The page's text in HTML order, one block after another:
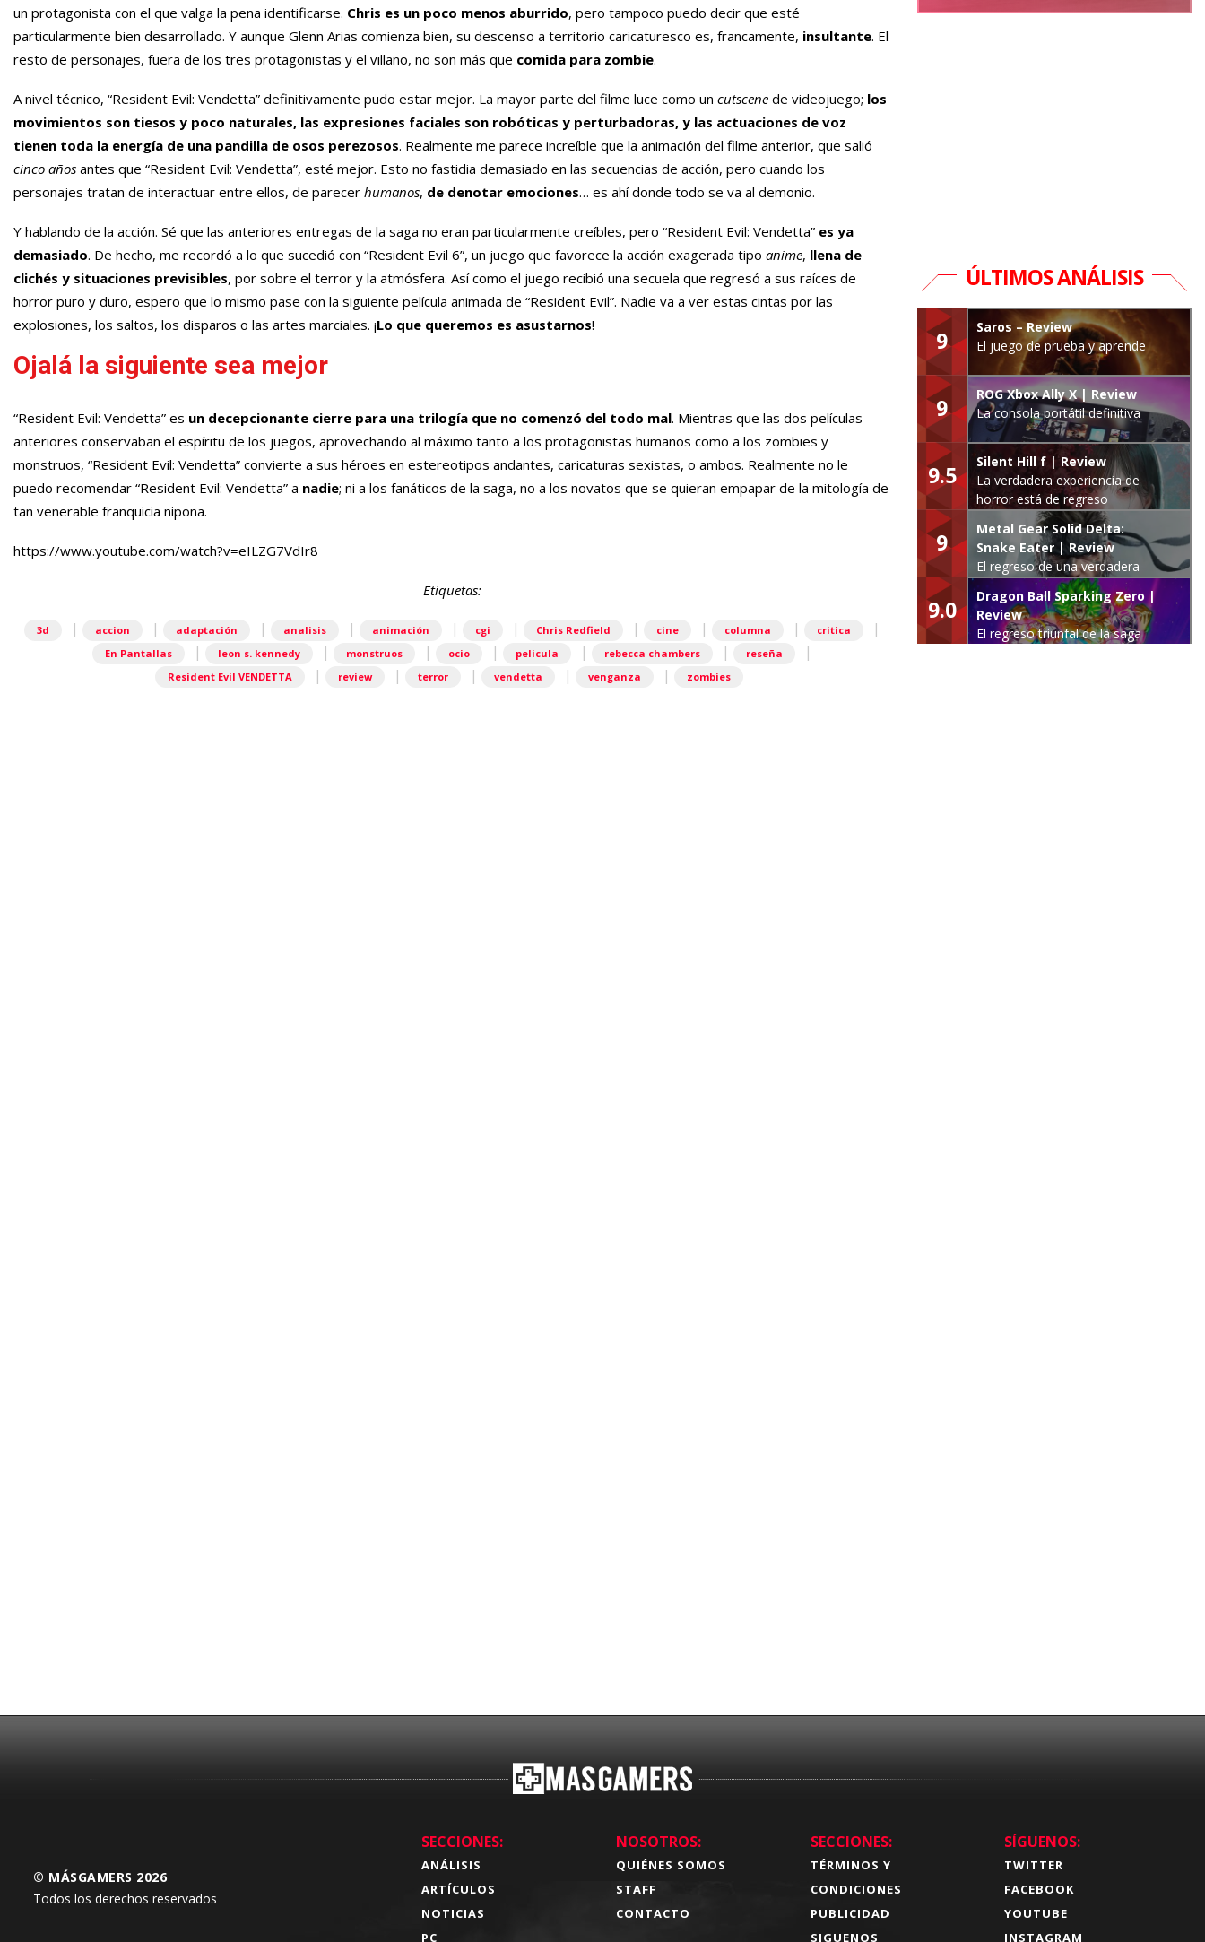
un protagonista con el que valga la pena identificarse. Chris es un poco menos aburrido, pero tampoco puedo decir que esté
particularmente bien desarrollado. Y aunque Glenn Arias comienza bien, su descenso a territorio caricaturesco es, francamente, insultante. El
resto de personajes, fuera de los tres protagonistas y el villano, no son más que comida para zombie.
A nivel técnico, “Resident Evil: Vendetta” definitivamente pudo estar mejor. La mayor parte del filme luce como un cutscene de videojuego; los
movimientos son tiesos y poco naturales, las expresiones faciales son robóticas y perturbadoras, y las actuaciones de voz
tienen toda la energía de una pandilla de osos perezosos. Realmente me parece increíble que la animación del filme anterior, que salió
cinco años antes que “Resident Evil: Vendetta”, esté mejor. Esto no fastidia demasiado en las secuencias de acción, pero cuando los
personajes tratan de interactuar entre ellos, de parecer humanos, de denotar emociones… es ahí donde todo se va al demonio.
Y hablando de la acción. Sé que las anteriores entregas de la saga no eran particularmente creíbles, pero “Resident Evil: Vendetta” es ya
demasiado. De hecho, me recordó a lo que sucedió con “Resident Evil 6”, un juego que favorece la acción exagerada tipo anime, llena de
clichés y situaciones previsibles, por sobre el terror y la atmósfera. Así como el juego recibió una secuela que regresó a sus raíces de
horror puro y duro, espero que lo mismo pase con la siguiente película animada de “Resident Evil”. Nadie va a ver estas cintas por las
explosiones, los saltos, los disparos o las artes marciales. ¡Lo que queremos es asustarnos!
Ojalá la siguiente sea mejor
“Resident Evil: Vendetta” es un decepcionante cierre para una trilogía que no comenzó del todo mal. Mientras que las dos películas
anteriores conservaban el espíritu de los juegos, aprovechando al máximo tanto a los protagonistas humanos como a los zombies y
monstruos, “Resident Evil: Vendetta” convierte a sus héroes en estereotipos andantes, caricaturas sexistas, o ambos. Realmente no le
puedo recomendar “Resident Evil: Vendetta” a nadie; ni a los fanáticos de la saga, no a los novatos que se quieran empapar de la mitología de
tan venerable franquicia nipona.
https://www.youtube.com/watch?v=eILZG7VdIr8
Etiquetas:
3d | accion | adaptación | analisis | animación | cgi | Chris Redfield | cine | columna | critica |
En Pantallas | leon s. kennedy | monstruos | ocio | pelicula | rebecca chambers | reseña |
Resident Evil VENDETTA | review | terror | vendetta | venganza | zombies
ÚLTIMOS ANÁLISIS
9
Saros – Review
El juego de prueba y aprende
9
ROG Xbox Ally X | Review
La consola portátil definitiva
9.5
Silent Hill f | Review
La verdadera experiencia de
horror está de regreso
9
Metal Gear Solid Delta:
Snake Eater | Review
El regreso de una verdadera
leyenda
9.0
Dragon Ball Sparking Zero |
Review
El regreso triunfal de la saga
© MÁSGAMERS 2026
Todos los derechos reservados
SECCIONES:
ANÁLISIS
ARTÍCULOS
NOTICIAS
PC
NOSOTROS:
QUIÉNES SOMOS
STAFF
CONTACTO
SECCIONES:
TÉRMINOS Y
CONDICIONES
PUBLICIDAD
SIGUENOS
SÍGUENOS:
TWITTER
FACEBOOK
YOUTUBE
INSTAGRAM